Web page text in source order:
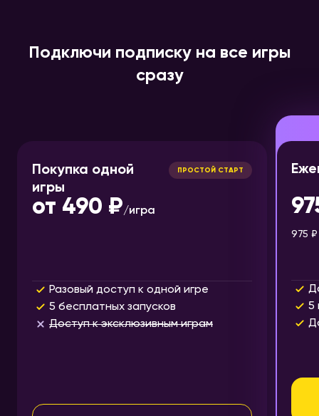
Подключи подписку на все игры
сразу
Покупка одной
игры
ПРОСТОЙ СТАРТ
от 490 ₽/игра
Разовый доступ к одной игре
5 бесплатных запусков
Доступ к эксклюзивным играм
975 ₽
5